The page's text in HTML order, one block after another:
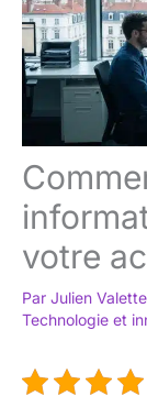
votre
Par Julien Valette
Technologie et